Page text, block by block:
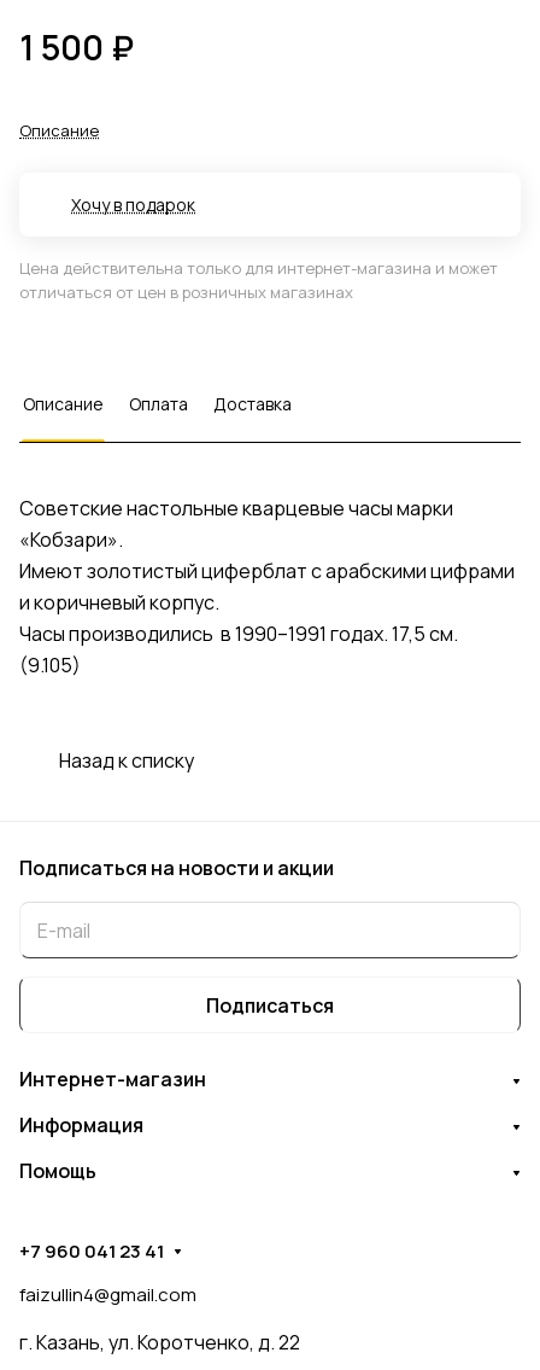
1 500 ₽
Описание
Хочу в подарок
Цена действительна только для интернет-магазина и может
отличаться от цен в розничных магазинах
Описание Оплата Доставка
Советские настольные кварцевые часы марки
«Кобзари».
Имеют золотистый циферблат с арабскими цифрами
и коричневый корпус.
Часы производились в 1990–1991 годах. 17,5 см.
(9.105)
Назад к списку
Подписаться на новости и акции
Подписаться
Интернет-магазин
Информация
Помощь
+7 960 041 23 41
faizullin4@gmail.com
г. Казань, ул. Коротченко, д. 22